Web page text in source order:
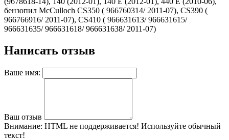
бензопил McCulloch CS350 ( 966760314/ 2011-07), CS390 (
966766916/ 2011-07), CS410 ( 966631613/ 966631615/
966631635/ 966631618/ 966631638/ 2011-07)
Написать отзыв
Ваше имя:
Ваш отзыв
Внимание: HTML не поддерживается! Используйте обычный
текст!